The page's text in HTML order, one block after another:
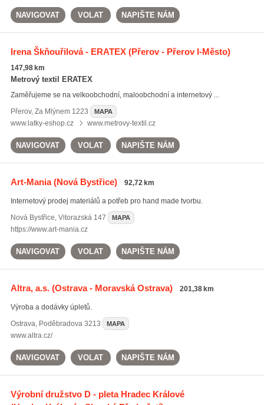
NAVIGOVAT VOLAT NAPIŠTE NÁM
Irena Škňouřilová - ERATEX(Přerov - Přerov I-Město)
147,98 km
Metrový textil ERATEX
Zaměřujeme se na velkoobchodní, maloobchodní a internetový ...
Přerov, Za Mlýnem 1223 MAPA
www.latky-eshop.cz www.metrovy-textil.cz
NAVIGOVAT VOLAT NAPIŠTE NÁM
Art-Mania(Nová Bystřice) 92,72 km
Internetový prodej materiálů a potřeb pro hand made tvorbu.
Nová Bystřice, Vitorazská 147 MAPA
https://www.art-mania.cz
NAVIGOVAT VOLAT NAPIŠTE NÁM
Altra, a.s.(Ostrava - Moravská Ostrava) 201,38 km
Výroba a dodávky úpletů.
Ostrava, Poděbradova 3213 MAPA
www.altra.cz/
NAVIGOVAT VOLAT NAPIŠTE NÁM
Výrobní družstvo D - pleta Hradec Králové